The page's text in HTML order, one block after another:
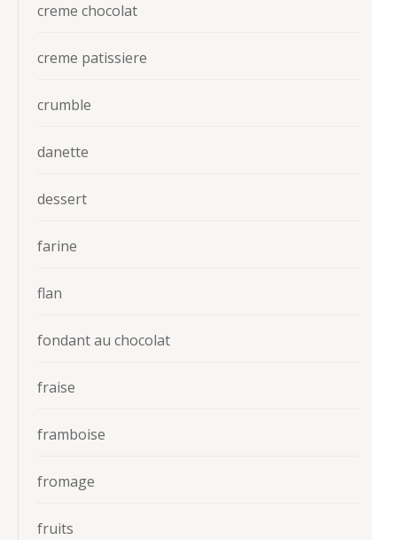
creme chocolat
creme patissiere
crumble
danette
dessert
farine
flan
fondant au chocolat
fraise
framboise
fromage
fruits